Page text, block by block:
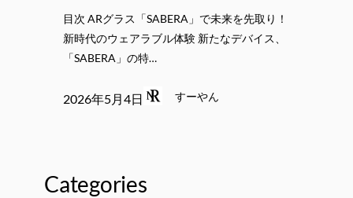
目次 ARグラス「SABERA」で未来を先取り！
新時代のウェアラブル体験 新たなデバイス、
「SABERA」の特…
2026年5月4日 すーやん
Categories